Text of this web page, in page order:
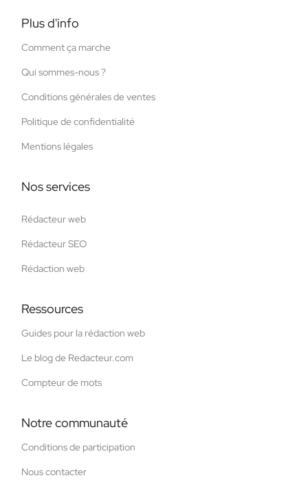
Plus d'info
Comment ça marche
Qui sommes-nous ?
Conditions générales de ventes
Politique de confidentialité
Mentions légales
Nos services
Rédacteur web
Rédacteur SEO
Rédaction web
Ressources
Guides pour la rédaction web
Le blog de Redacteur.com
Compteur de mots
Notre communauté
Conditions de participation
Nous contacter